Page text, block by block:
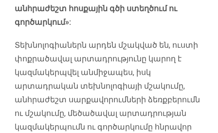
անհրաժեշտ հոսքային գծի ստեղծում ու
գործարկում»:
Տեխնոլոգիաներն արդեն մշակված են, ուստի
փոքրածավալ արտադրությունը կարող է
կազմակերպվել անմիջապես, իսկ
արտադրական տեխնոլոգիայի մշակումը,
անհրաժեշտ սարքավորումների ձեռքբերումն
ու մշակումը, մեծածավալ արտադրության
կազմակերպումն ու գործարկումը հնրավոր